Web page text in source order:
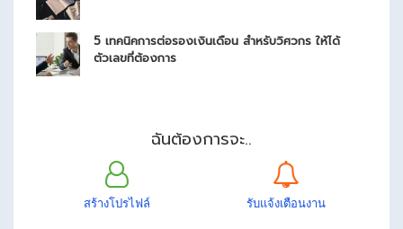
5 เทคนิคการต่อรองเงินเดือน สำหรับวิศวกร ให้ได้
ตัวเลขที่ต้องการ
ฉันต้องการจะ..
สร้างโปรไฟล์ รับแจ้งเตือนงาน